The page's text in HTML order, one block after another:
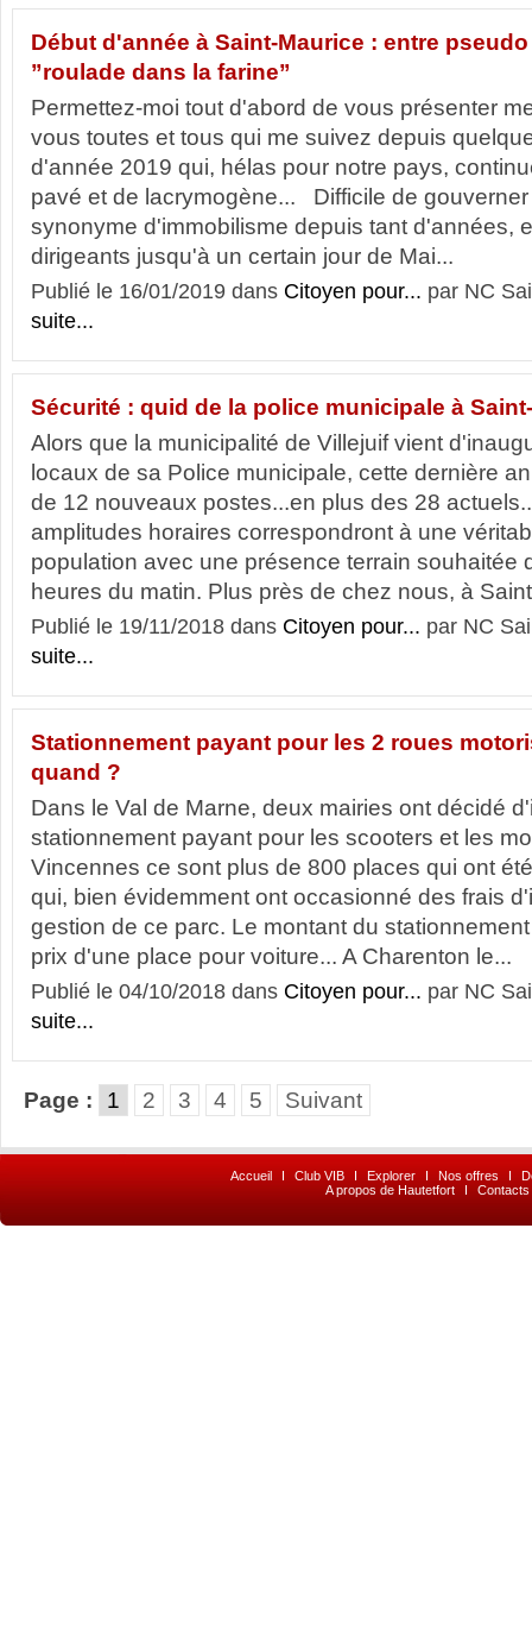
Début d'année à Saint-Maurice : entre
”roulade dans la farine”
Permettez-moi tout d'abord de vous présenter
vous toutes et tous qui me suivez depuis
d'année 2019 qui, hélas pour notre pays,
pavé et de lacrymogène... Difficile de
synonyme d'immobilisme depuis tant d'années,
dirigeants jusqu'à un certain jour de Mai...
Publié le 16/01/2019 dans Citoyen pour... par NC
suite...
Sécurité : quid de la police municipale à
Alors que la municipalité de Villejuif vient
locaux de sa Police municipale, cette dernière
de 12 nouveaux postes...en plus des 28
amplitudes horaires correspondront à une
population avec une présence terrain souhaitée
heures du matin. Plus près de chez nous, à
Publié le 19/11/2018 dans Citoyen pour... par NC
suite...
Stationnement payant pour les 2 roues
quand ?
Dans le Val de Marne, deux mairies ont décidé
stationnement payant pour les scooters et les
Vincennes ce sont plus de 800 places qui ont
qui, bien évidemment ont occasionné des frais
gestion de ce parc. Le montant du
prix d'une place pour voiture... A Charenton le...
Publié le 04/10/2018 dans Citoyen pour... par NC
suite...
Page : 1 2 3 4 5 Suivant
Accueil I Club VIB I Explorer I Nos offres I
A propos de Hautetfort
I Contacts